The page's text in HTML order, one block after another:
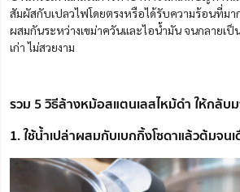
สัมผัสกับเปลวไฟโดยตรงหรือได้รับความร้อนที่มา
ผสมกันระหว่างเขม่าควันและไอน้ำมัน จนกลายเ
เก่า ไม่สวยงาม
รวม 5 วิธีล้างหม้อสแตนเลสไหม้ดำ ให้กลับ
1. ใช้น้ำเปล่าผสมกับเบกกิ้งโซดาแล้วต้มจน